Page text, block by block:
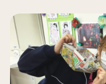
お問い合わせ
プライバシーポリシー